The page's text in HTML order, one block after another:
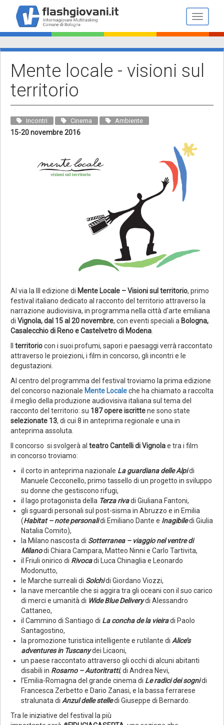
contenuto
principale
Toggle
Mente locale - visioni sul
territorio
Incontri Cinema Ambiente
15-20 novembre 2016
Al via la III edizione di Mente Locale – Visioni sul territorio, primo
festival italiano dedicato al racconto del territorio attraverso la
narrazione audiovisiva, in programma nella città d’arte emiliana
di Vignola, dal 15 al 20 novembre, con eventi speciali a Bologna,
Casalecchio di Reno e Castelvetro di Modena.
territoriocon i suoi profumi, sapori e paesaggi verrà raccontato
attraverso le proiezioni, i film in concorso, gli incontri e le
degustazioni.
Al centro del programma del festival troviamo la prima edizione
del concorso nazionale Mente Localeche ha chiamato a raccolta
il meglio della produzione audiovisiva italiana sul tema del
racconto del territorio: su 187 opere iscrittene sono state
selezionate 13, di cui 8 in anteprima regionale e una in
anteprima assoluta.
Il concorso si svolgerà al teatro Cantelli di Vignolae tra i film
in concorso troviamo:
il corto in anteprima nazionale La guardiana delle Alpidi
Manuele Cecconello, primo tassello di un progetto in sviluppo
su donne che gestiscono rifugi,
il lago protagonista della Terza rivadi Giuliana Fantoni,
gli sguardi personali sul post-sisma in Abruzzo e in Emilia
(Habitat – note personalidi Emiliano Dante e Inagibiledi Giulia
Natalia Comito),
la Milano nascosta di Sotterranea – viaggio nel ventre di
Milanodi Chiara Campara, Matteo Ninni e Carlo Tartivita,
il Friuli onirico di Rivocadi Luca Chinaglia e Leonardo
Modonutto,
le Marche surreali di Solchidi Giordano Viozzi,
la nave mercantile che si aggira tra gli oceani con il suo carico
di merci e umanità di Wide Blue Deliverydi Alessandro
Cattaneo,
il Cammino di Santiago di La concha de la vieiradi Paolo
Santagostino,
la promozione turistica intelligente e rutilante di Alice’s
adventures in Tuscanydei Licaoni,
un paese raccontato attraverso gli occhi di alcuni abitanti
disabili in Rosarno – Autoritratti, di Andrea Nevi,
l’Emilia-Romagna del grande cinema di Le radici dei sognidi
Francesca Zerbetto e Dario Zanasi, e la bassa ferrarese
stralunata di Anzul delle stelledi Giuseppe di Bernardo.
Tra le iniziative del festival la più